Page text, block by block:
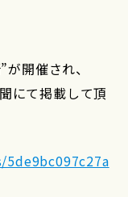
開催され、
にて掲載して頂